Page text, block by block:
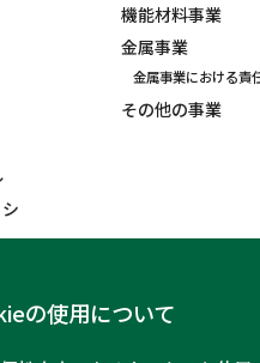
の使用について
機能材料事業
金属事業
金属事業における責
その他の事業
パーパススペシ